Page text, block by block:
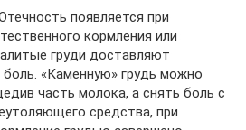
появляется при
кормления или
груди доставляют
«Каменную» грудь можно
часть молока, а снять боль с
средства, при